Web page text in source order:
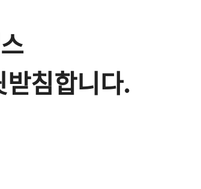
침합니다.